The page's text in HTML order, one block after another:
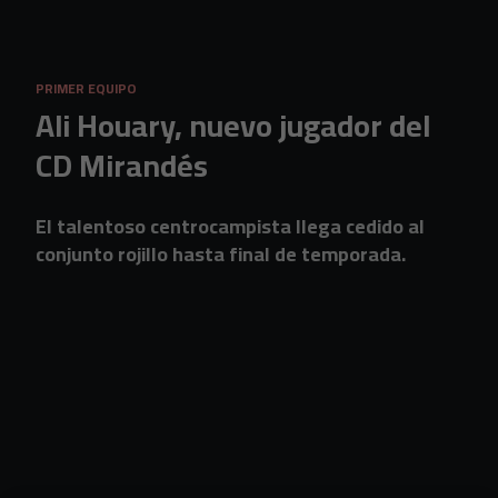
PRIMER EQUIPO
Ali Houary, nuevo jugador del
CD Mirandés
El talentoso centrocampista llega cedido al
conjunto rojillo hasta final de temporada.